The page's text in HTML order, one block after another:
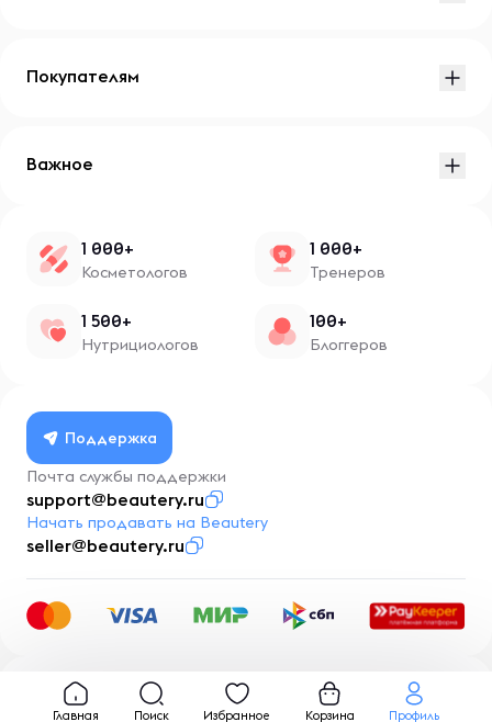
Покупателям
Важное
1 000+
Косметологов
1 000+
Тренеров
1 500+
Нутрициологов
100+
Блоггеров
Поддержка
Почта службы поддержки
support@beautery.ru
Начать продавать на Beautery
seller@beautery.ru
Разработка BusinessMentor.ru
Главная Поиск Избранное Корзина Профиль